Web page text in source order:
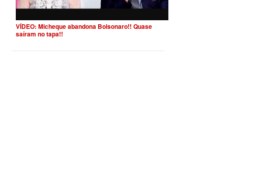
VÍDEO: Micheque abandona Bolsonaro!! Quase
saíram no tapa!!